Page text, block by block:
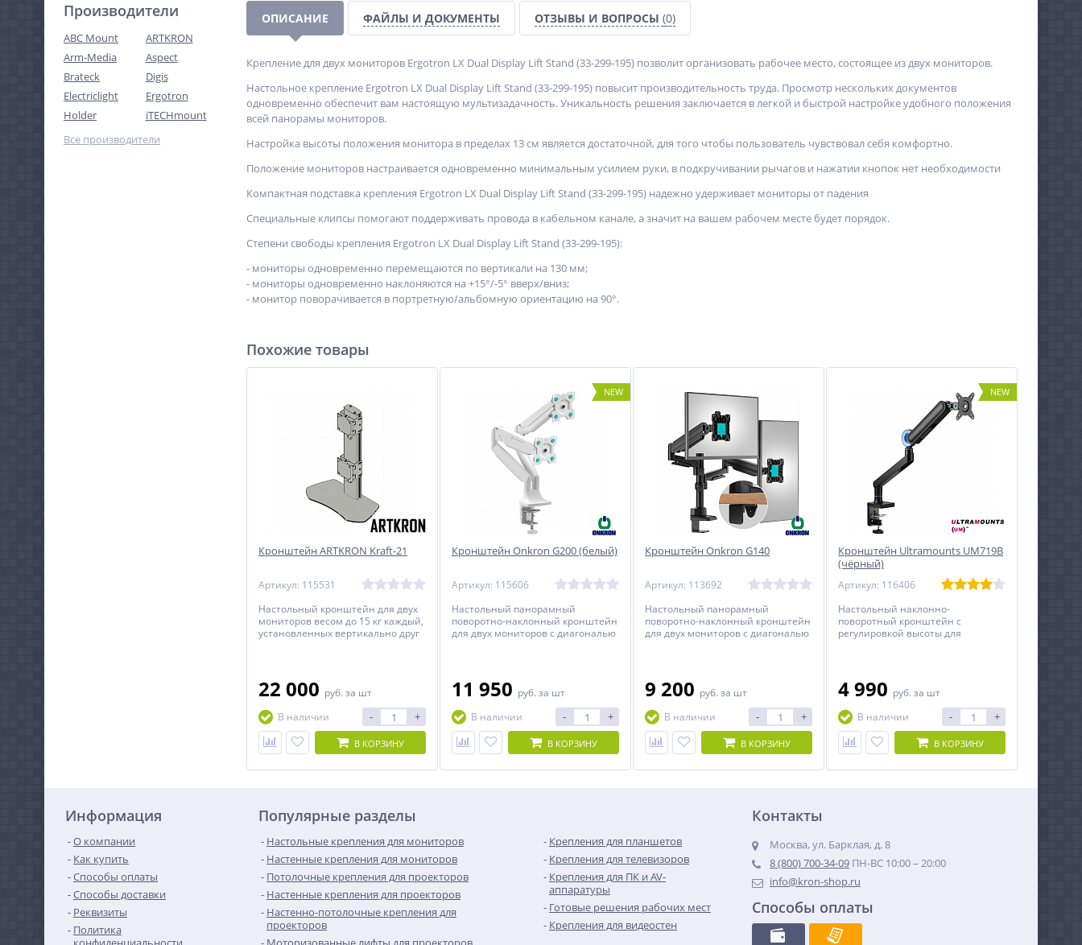
Производители
ABC Mount
ARTKRON
Arm-Media
Aspect
Brateck
Digis
Electriclight
Ergotron
Holder
iTECHmount
Все производители
ОПИСАНИЕ ФАЙЛЫ И ДОКУМЕНТЫ ОТЗЫВЫ И ВОПРОСЫ (0)
Крепление для двух мониторов Ergotron LX Dual Display Lift Stand (33-299-195) позволит организовать рабочее место, состоящее из двух мониторов.
Настольное крепление Ergotron LX Dual Display Lift Stand (33-299-195) повысит производительность труда. Просмотр нескольких документов
одновременно обеспечит вам настоящую мультизадачность. Уникальность решения заключается в легкой и быстрой настройке удобного положения
всей панорамы мониторов.
Настройка высоты положения монитора в пределах 13 см является достаточной, для того чтобы пользователь чувствовал себя комфортно.
Положение мониторов настраивается одновременно минимальным усилием руки, в подкручивании рычагов и нажатии кнопок нет необходимости
Компактная подставка крепления Ergotron LX Dual Display Lift Stand (33-299-195) надежно удерживает мониторы от падения
Специальные клипсы помогают поддерживать провода в кабельном канале, а значит на вашем рабочем месте будет порядок.
Степени свободы крепления Ergotron LX Dual Display Lift Stand (33-299-195):
- мониторы одновременно перемещаются по вертикали на 130 мм;
- мониторы одновременно наклоняются на +15°/-5° вверх/вниз;
- монитор поворачивается в портретную/альбомную ориентацию на 90°.
Похожие товары
Кронштейн ARTKRON Kraft-21
Артикул: 115531
Настольный кронштейн для двух
мониторов весом до 15 кг каждый,
установленных вертикально друг
22 000 руб. за шт
В наличии
- +
В КОРЗИНУ
NEW
Кронштейн Onkron G200 (белый)
Артикул: 115606
Настольный панорамный
поворотно-наклонный кронштейн
для двух мониторов с диагональю
11 950 руб. за шт
В наличии
- +
В КОРЗИНУ
Кронштейн Onkron G140
Артикул: 113692
Настольный панорамный
поворотно-наклонный кронштейн
для двух мониторов с диагональю
9 200 руб. за шт
В наличии
- +
В КОРЗИНУ
NEW
Кронштейн Ultramounts UM719B
(чёрный)
Артикул: 116406
Настольный наклонно-
поворотный кронштейн с
регулировкой высоты для
4 990 руб. за шт
В наличии
- +
В КОРЗИНУ
Информация
О компании
Как купить
Способы оплаты
Способы доставки
Реквизиты
Политика
Популярные разделы
Настольные крепления для мониторов
Настенные крепления для мониторов
Потолочные крепления для проекторов
Настенные крепления для проекторов
Настенно-потолочные крепления для
проекторов
Крепления для планшетов
Крепления для телевизоров
Крепления для ПК и AV-
аппаратуры
Готовые решения рабочих мест
Крепления для видеостен
Контакты
Москва, ул. Барклая, д. 8
8 (800) 700-34-09 ПН-ВС 10:00 – 20:00
info@kron-shop.ru
Способы оплаты